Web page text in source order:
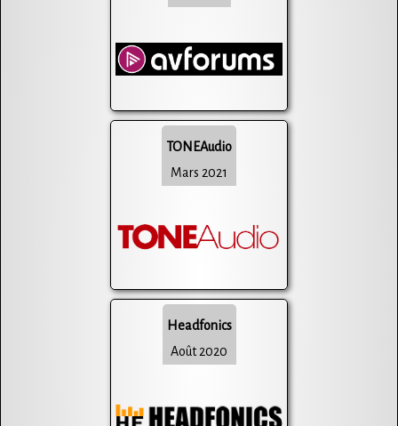
TONEAudio
Mars 2021
Headfonics
Août 2020